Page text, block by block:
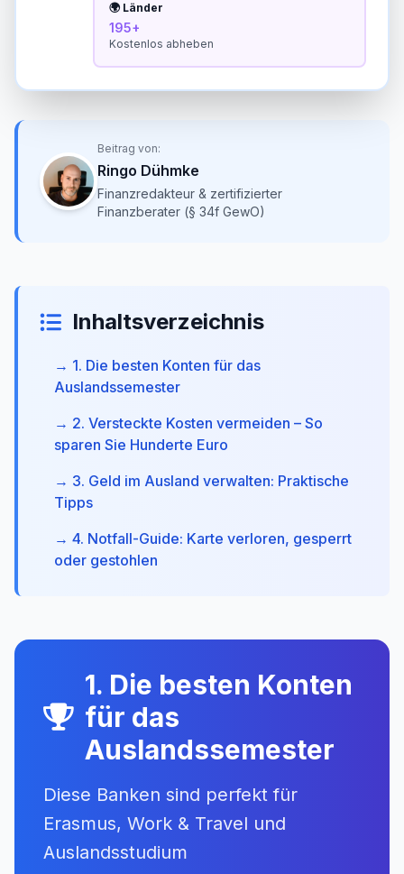
🌍 Länder
195+
Kostenlos abheben
Beitrag von:
Ringo Dühmke
Finanzredakteur & zertifizierter
Finanzberater (§ 34f GewO)
Inhaltsverzeichnis
→ 1. Die besten Konten für das
Auslandssemester
→ 2. Versteckte Kosten vermeiden – So
sparen Sie Hunderte Euro
→ 3. Geld im Ausland verwalten: Praktische
Tipps
→ 4. Notfall-Guide: Karte verloren, gesperrt
oder gestohlen
1. Die besten Konten
für das
Auslandssemester
Diese Banken sind perfekt für
Erasmus, Work & Travel und
Auslandsstudium